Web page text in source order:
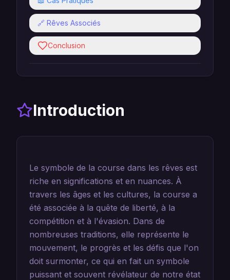
🔗 Rêves Associés
Conclusion
Introduction
Le symbole de la course dans les rêves est
riche en significations et en nuances. À
travers les âges et les cultures, la course a
été associée à la quête de liberté, à la
compétition et à l'évasion. Dans de
nombreuses traditions, elle représente le
mouvement, le progrès et les défis que l'on
doit surmonter, ce qui en fait un symbole
puissant et souvent révélateur de notre état